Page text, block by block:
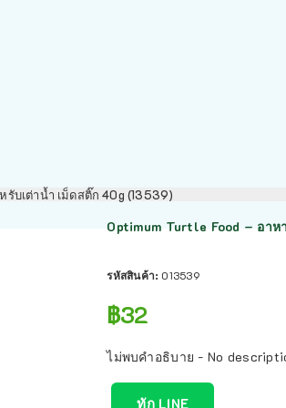
รับเต่าน้ำ เม็ดสติ๊ก 40g (13539)
Optimum Turtle Food – อา
รหัสสินค้า: 013539
฿32
ไม่พบคำอธิบาย - No
ทัก LINE